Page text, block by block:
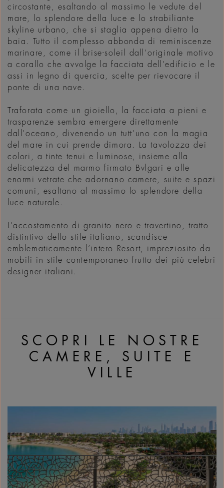
circostante, esaltando al massimo le vedute del
mare, lo splendore della luce e lo strabiliante
skyline urbano, che si staglia appena dietro la
baia. Tutto il complesso abbonda di reminiscenze
marinare, come il brise-soleil dall’originale motivo
a corallo che avvolge la facciata dell’edificio e le
assi in legno di quercia, scelte per rievocare il
ponte di una nave.
Traforata come un gioiello, la facciata a pieni e
trasparenze sembra emergere direttamente
dall’oceano, divenendo un tutt’uno con la magia
del mare in cui prende dimora. La tavolozza dei
colori, a tinte tenui e luminose, insieme alla
delicatezza del marmo firmato Bvlgari e alle
enormi vetrate che adornano camere, suite e spazi
comuni, esaltano al massimo lo splendore della
luce naturale.
L’accostamento di granito nero e travertino, tratto
distintivo dello stile italiano, scandisce
emblematicamente l’intero Resort, impreziosito da
mobili in stile contemporaneo frutto dei più celebri
designer italiani.
SCOPRI LE NOSTRE
CAMERE, SUITE E
VILLE